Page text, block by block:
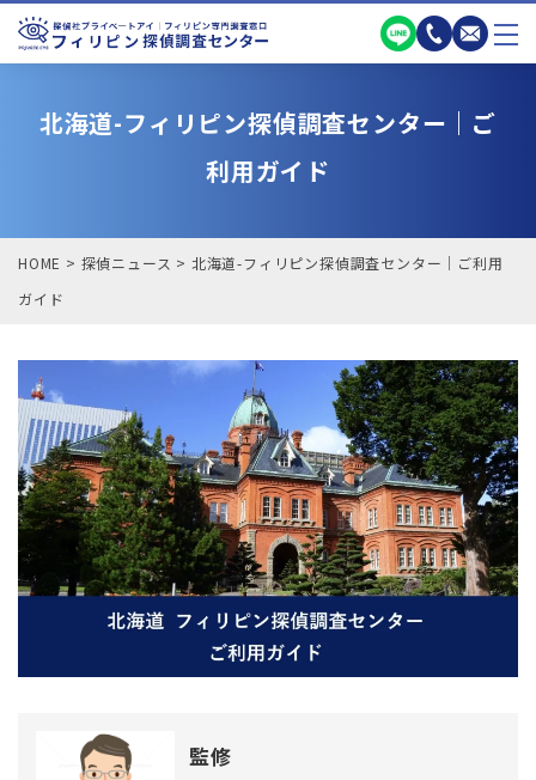
北海道-フィリピン探偵調査センター｜ご
利用ガイド
HOME > 探偵ニュース > 北海道-フィリピン探偵調査センター｜ご利用
ガイド
監修